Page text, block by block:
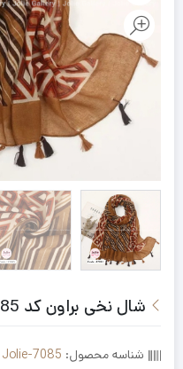
شال نخی براون کد 17085
شناسه محصول: Jolie-7085